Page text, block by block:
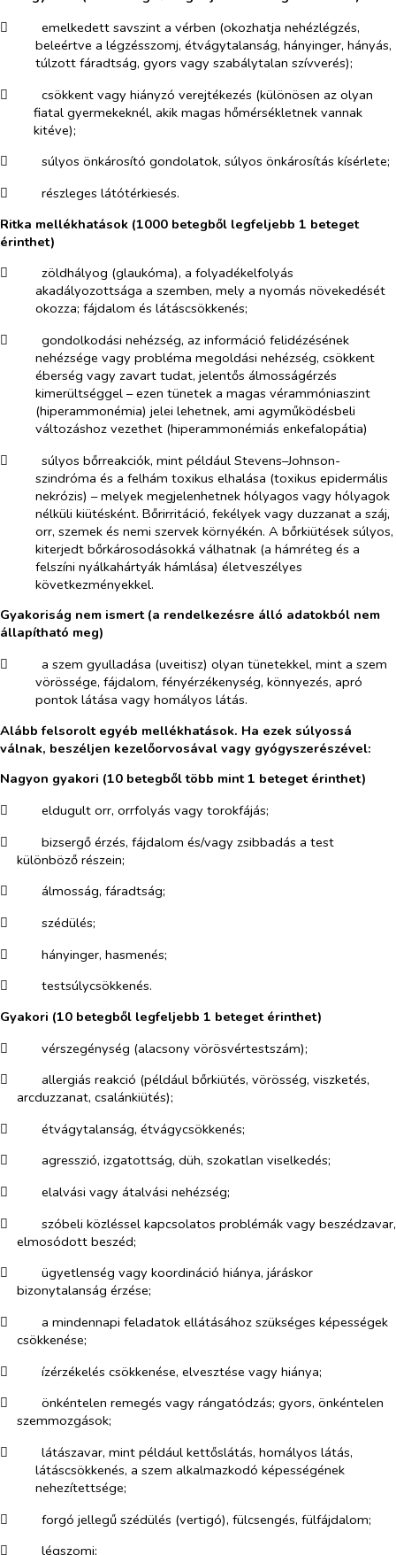
​
emelkedett savszint a vérben (okozhatja nehézlégzés,
beleértve a légzésszomj, étvágytalanság, hányinger, hányás,
túlzott fáradtság, gyors vagy szabálytalan szívverés);
​
csökkent vagy hiányzó verejtékezés (különösen az olyan
fiatal gyermekeknél, akik magas hőmérsékletnek vannak
kitéve);
​
súlyos önkárosító gondolatok, súlyos önkárosítás kísérlete;
​
részleges látótérkiesés.
Ritka mellékhatások (1000 betegből legfeljebb 1 beteget
érinthet)
​
zöldhályog (glaukóma), a folyadékelfolyás
akadályozottsága a szemben, mely a nyomás növekedését
okozza; fájdalom és látáscsökkenés;
​
gondolkodási nehézség, az információ felidézésének
nehézsége vagy probléma megoldási nehézség, csökkent
éberség vagy zavart tudat, jelentős álmosságérzés
kimerültséggel –ezen tünetek a magas vérammóniaszint
(hiperammonémia) jelei lehetnek, ami agyműködésbeli
változáshoz vezethet (hiperammonémiás enkefalopátia)
​
súlyos bőrreakciók, mint például Stevens–Johnson-
szindróma és a felhám toxikus elhalása (toxikus epidermális
nekrózis) – melyek megjelenhetnek hólyagos vagy hólyagok
nélküli kiütésként. Bőrirritáció, fekélyek vagy duzzanat a száj,
orr, szemek és nemi szervek környékén. A bőrkiütések súlyos,
kiterjedt bőrkárosodásokká válhatnak (a hámréteg és a
felszíni nyálkahártyák hámlása) életveszélyes
következményekkel.
Gyakoriság nem ismert (a rendelkezésre álló adatokból nem
állapítható meg)
​
a szem gyulladása (uveitisz) olyan tünetekkel, mint a szem
vörössége, fájdalom, fényérzékenység, könnyezés, apró
pontok látása vagy homályos látás.
Alább felsorolt egyéb mellékhatások. Ha ezek súlyossá
válnak, beszéljen kezelőorvosával vagy gyógyszerészével:
Nagyon gyakori (10 betegből több mint 1 beteget érinthet)
​
eldugult orr, orrfolyás vagy torokfájás;
​
bizsergő érzés, fájdalom és/vagy zsibbadás a test
különböző részein;
​
álmosság, fáradtság;
​
szédülés;
​
hányinger, hasmenés;
​
testsúlycsökkenés.
Gyakori (10 betegből legfeljebb 1 beteget érinthet)
​
vérszegénység (alacsony vörösvértestszám);
​
allergiás reakció (például bőrkiütés, vörösség, viszketés,
arcduzzanat, csalánkiütés);
​
étvágytalanság, étvágycsökkenés;
​
agresszió, izgatottság, düh, szokatlan viselkedés;
​
elalvási vagy átalvási nehézség;
​
szóbeli közléssel kapcsolatos problémák vagy beszédzavar,
elmosódott beszéd;
​
ügyetlenség vagy koordináció hiánya, járáskor
bizonytalanság érzése;
​
a mindennapi feladatok ellátásához szükséges képességek
csökkenése;
​
ízérzékelés csökkenése, elvesztése vagy hiánya;
​
önkéntelen remegés vagy rángatódzás; gyors, önkéntelen
szemmozgások;
​
látászavar, mint például kettőslátás, homályos látás,
látáscsökkenés, a szem alkalmazkodó képességének
nehezítettsége;
​
forgó jellegű szédülés (vertigó), fülcsengés, fülfájdalom;
​
légszomj;